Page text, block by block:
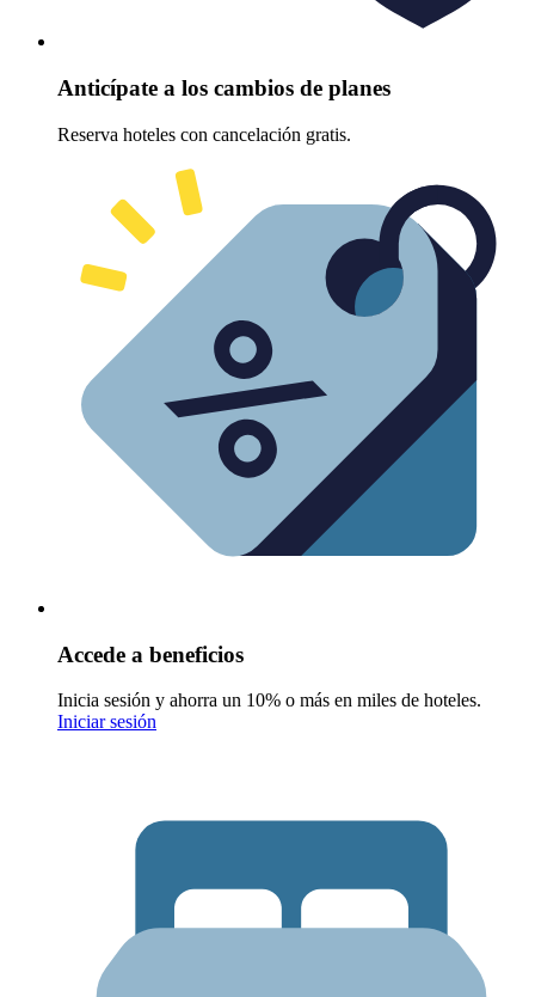
Anticípate a los cambios de planes
Reserva hoteles con cancelación gratis.
Accede a beneficios
Inicia sesión y ahorra un 10% o más en miles de hoteles.
Iniciar sesión